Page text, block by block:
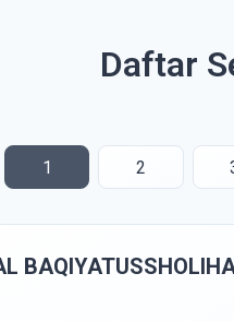
Daftar
1 2